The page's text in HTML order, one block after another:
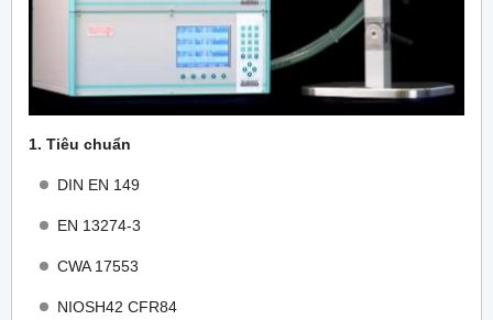
1. Tiêu chuẩn
DIN EN 149
EN 13274-3
CWA 17553
NIOSH42 CFR84